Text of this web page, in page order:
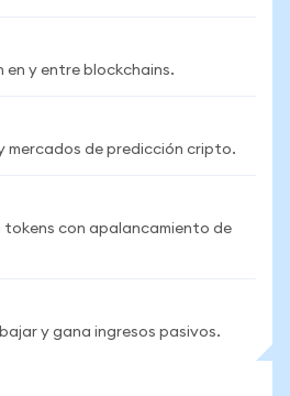
en y entre blockchains.
mercados de predicción cripto.
tokens con apalancamiento de
y gana ingresos pasivos.